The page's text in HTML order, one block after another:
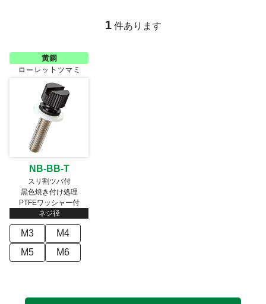
ご利用ガイド
お問い合わせ窓口
会社情報
1 件あります
NB-BB-T
スリ割ツバ付
黒色焼き付け処理
PTFEワッシャー付
ネジ径
M3
M4
M5
M6